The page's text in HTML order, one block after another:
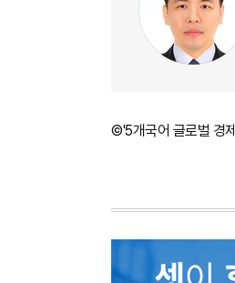
©'5개국어 글로벌 경